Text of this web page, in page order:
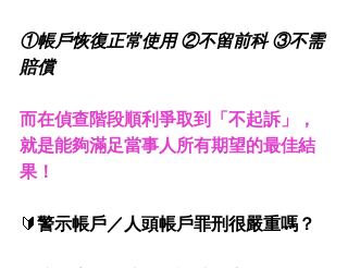
①帳戶恢復正常使用 ②不留前科 ③不需
賠償
而在偵查階段順利爭取到「不起訴」，
就是能夠滿足當事人所有期望的最佳結
果！
🔰警示帳戶／人頭帳戶罪刑很嚴重嗎？